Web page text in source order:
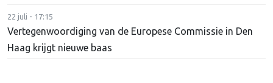
22 juli - 17:15
Vertegenwoordiging van de Europese Commissie in Den
Haag krijgt nieuwe baas